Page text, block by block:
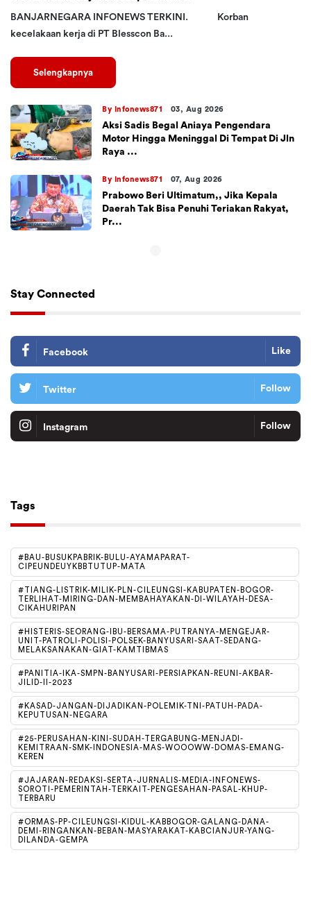
BANJARNEGARA INFONEWS TERKINI. Korban
kecelakaan kerja di PT Blesscon Ba...
Selengkapnya
By Infonews871 03, Aug 2026
Aksi Sadis Begal Aniaya Pengendara
Motor Hingga Meninggal Di Tempat Di Jln
Raya ...
By Infonews871 07, Aug 2026
Prabowo Beri Ultimatum,, Jika Kepala
Daerah Tak Bisa Penuhi Teriakan Rakyat,
Pr...
Stay Connected
Facebook Like
Twitter Follow
Instagram Follow
Tags
#BAU-BUSUKPABRIK-BULU-AYAMAPARAT-
CIPEUNDEUYKBBTUTUP-MATA
#TIANG-LISTRIK-MILIK-PLN-CILEUNGSI-KABUPATEN-BOGOR-
TERLIHAT-MIRING-DAN-MEMBAHAYAKAN-DI-WILAYAH-DESA-
CIKAHURIPAN
#HISTERIS-SEORANG-IBU-BERSAMA-PUTRANYA-MENGEJAR-
UNIT-PATROLI-POLISI-POLSEK-BANYUSARI-SAAT-SEDANG-
MELAKSANAKAN-GIAT-KAMTIBMAS
#PANITIA-IKA-SMPN-BANYUSARI-PERSIAPKAN-REUNI-AKBAR-
JILID-II-2023
#KASAD-JANGAN-DIJADIKAN-POLEMIK-TNI-PATUH-PADA-
KEPUTUSAN-NEGARA
#25-PERUSAHAN-KINI-SUDAH-TERGABUNG-MENJADI-
KEMITRAAN-SMK-INDONESIA-MAS-WOOOWW-DOMAS-EMANG-
KEREN
#JAJARAN-REDAKSI-SERTA-JURNALIS-MEDIA-INFONEWS-
SOROTI-PEMERINTAH-TERKAIT-PENGESAHAN-PASAL-KHUP-
TERBARU
#ORMAS-PP-CILEUNGSI-KIDUL-KABBOGOR-GALANG-DANA-
DEMI-RINGANKAN-BEBAN-MASYARAKAT-KABCIANJUR-YANG-
DILANDA-GEMPA